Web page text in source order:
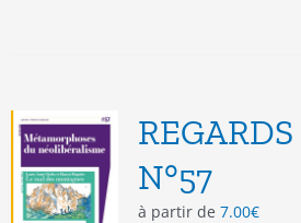
N°57
à partir de 7.00€